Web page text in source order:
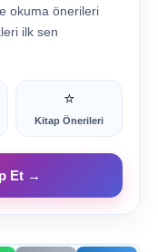
okuma önerileri
ilk sen
⭐
Kitap Önerileri
Et →